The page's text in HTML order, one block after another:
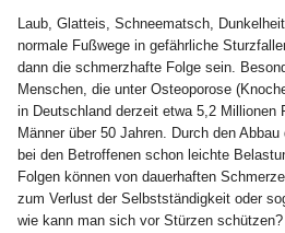
Laub, Glatteis, Schneematsch,
normale Fußwege in gefährliche
dann die schmerzhafte Folge sein.
Menschen, die unter Osteoporose
in Deutschland derzeit etwa 5,2 Millionen
Männer über 50 Jahren. Durch den
bei den Betroffenen schon leichte
Folgen können von dauerhaften
zum Verlust der Selbstständigkeit oder
wie kann man sich vor Stürzen